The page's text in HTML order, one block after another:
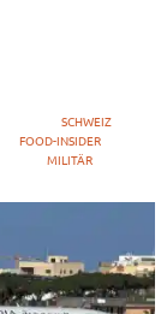
SCHWEIZ
FOOD-INSIDER
MILITÄR